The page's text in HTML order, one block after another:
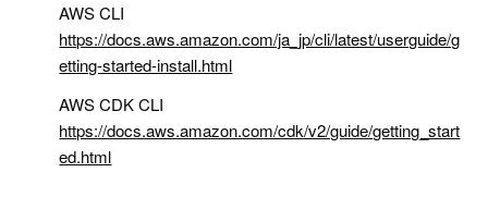
AWS CLI
https://docs.aws.amazon.com/ja_jp/cli/latest/userguide/g
etting-started-install.html
AWS CDK CLI
https://docs.aws.amazon.com/cdk/v2/guide/getting_start
ed.html